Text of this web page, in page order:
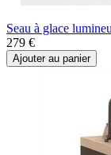
Seau à glace
279 €
Ajouter au panier